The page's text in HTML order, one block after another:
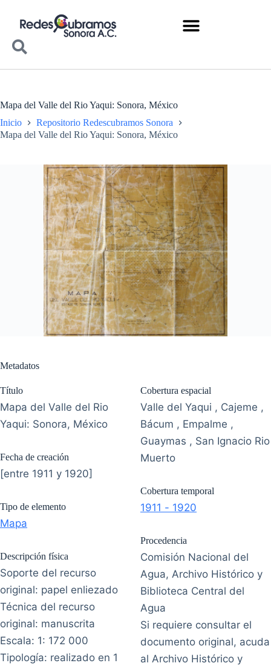
Mapa del Valle del Rio Yaqui: Sonora, México
Inicio
Repositorio Redescubramos Sonora
Mapa del Valle del Rio Yaqui: Sonora, México
Metadatos
Título
Mapa del Valle del Rio
Yaqui: Sonora, México
Fecha de creación
[entre 1911 y 1920]
Tipo de elemento
Mapa
Descripción física
Soporte del recurso
original: papel enliezado
Técnica del recurso
original: manuscrita
Escala: 1: 172 000
Tipología: realizado en 1
Cobertura espacial
Valle del Yaqui , Cajeme ,
Bácum , Empalme ,
Guaymas , San Ignacio Rio
Muerto
Cobertura temporal
1911 - 1920
Procedencia
Comisión Nacional del
Agua, Archivo Histórico y
Biblioteca Central del
Agua
Si requiere consultar el
documento original, acuda
al Archivo Histórico y